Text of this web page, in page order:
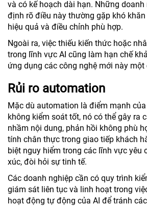
và có kế hoạch dài hạn. Những
định rõ điều này thường gặp khó
hiệu quả và điều chỉnh phù hợp.
Ngoài ra, việc thiếu kiến thức hoặc
trong lĩnh vực AI cũng làm hạn chế
ứng dụng các công nghệ mới này một
Rủi ro automation
Mặc dù automation là điểm mạnh của
không kiểm soát tốt, nó có thể gây ra
nhầm nội dung, phản hồi không phù
tính chân thực trong giao tiếp khách
biệt nguy hiểm trong các lĩnh vực yêu
xúc, đòi hỏi sự tinh tế.
Các doanh nghiệp cần có quy trình
giám sát liên tục và linh hoạt trong
hoạt động tự động của AI để tránh